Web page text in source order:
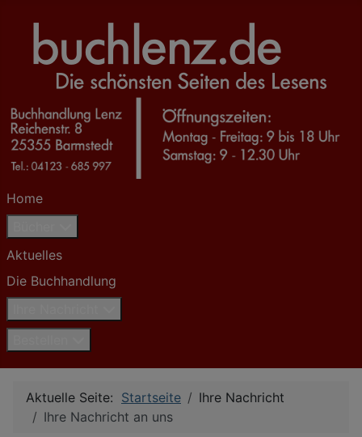
Home
Aktuelles
Die Buchhandlung
Aktuelle Seite: Startseite
Ihre Nachricht
Ihre Nachricht an uns